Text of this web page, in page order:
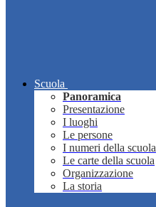
Scuola
Panoramica
Presentazione
I luoghi
Le persone
I numeri della scuola
Le carte della scuola
Organizzazione
La storia